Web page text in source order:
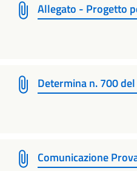
Allegato - Progetto
Determina n. 700
Comunicazione